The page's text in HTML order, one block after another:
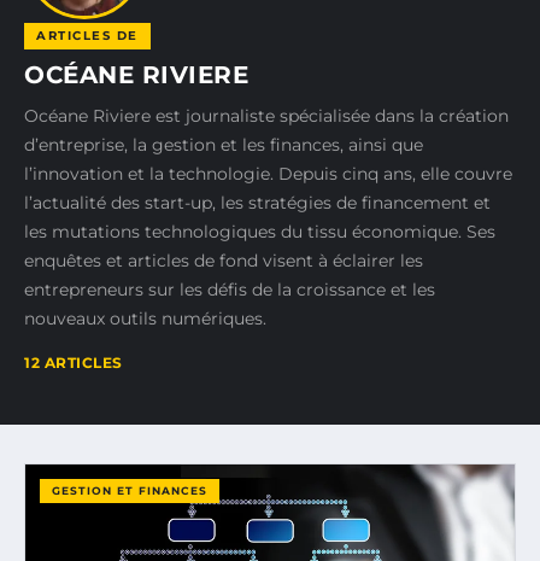
ARTICLES DE
OCÉANE RIVIERE
Océane Riviere est journaliste spécialisée dans la création
d’entreprise, la gestion et les finances, ainsi que
l’innovation et la technologie. Depuis cinq ans, elle couvre
l’actualité des start-up, les stratégies de financement et
les mutations technologiques du tissu économique. Ses
enquêtes et articles de fond visent à éclairer les
entrepreneurs sur les défis de la croissance et les
nouveaux outils numériques.
12 ARTICLES
GESTION ET FINANCES